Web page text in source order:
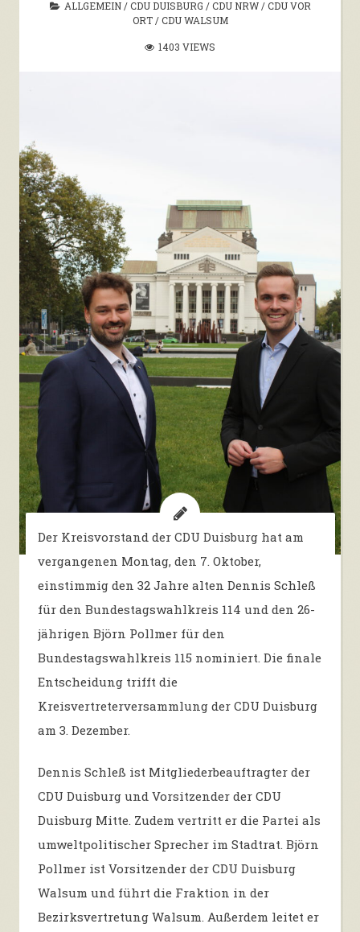
ALLGEMEIN/CDU DUISBURG /CDU NRW/CDU VOR
ORT/CDU WALSUM
1403 VIEWS
Der Kreisvorstand der CDU Duisburg hat am
vergangenen Montag, den 7. Oktober,
einstimmig den 32 Jahre alten Dennis Schleß
für den Bundestagswahlkreis 114 und den 26-
jährigen Björn Pollmer für den
Bundestagswahlkreis 115 nominiert. Die finale
Entscheidung trifft die
Kreisvertreterversammlung der CDU Duisburg
am 3. Dezember.
Dennis Schleß ist Mitgliederbeauftragter der
CDU Duisburg und Vorsitzender der CDU
Duisburg Mitte. Zudem vertritt er die Partei als
umweltpolitischer Sprecher im Stadtrat. Björn
Pollmer ist Vorsitzender der CDU Duisburg
Walsum und führt die Fraktion in der
Bezirksvertretung Walsum. Außerdem leitet er